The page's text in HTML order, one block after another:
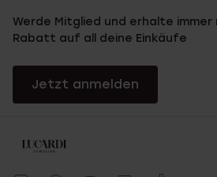
Werde Mitglied und erhalte immer
Rabatt auf all deine Einkäufe
Jetzt anmelden